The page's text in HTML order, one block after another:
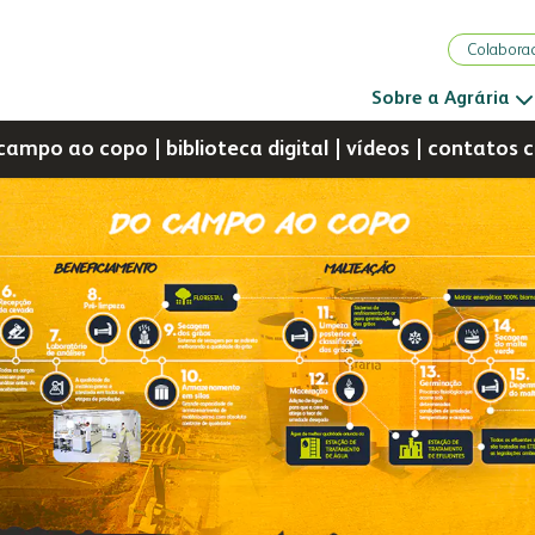
Sobre a Agrária
ao copo biblioteca digital vídeos contatos
semmelweis
solidária
e lazer
sustentabilidade nossa conduta
vídeo nossa conduta
programa nossa conduta
código de conduta
canal de conduta
malte
inicial
produtos
laudos
receitas
do campo ao copo
óleo e farelo
a indústria
produtos
laudos
certificações
transportes
farinhas
uso industrial
uso profissional
uso doméstico
laudos
portfólio digital
Técnica Portal do Colaborador Portal do CRM